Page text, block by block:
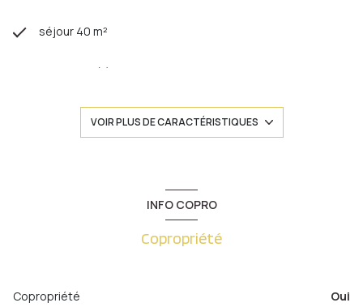
séjour 40 m²
3 chambre(s)
Chauffage collectif : chaudière (gaz)
VOIR PLUS DE CARACTÉRISTIQUES
INFO COPRO
Copropriété
Copropriété Oui